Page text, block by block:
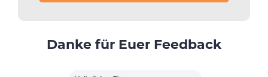
Danke für Euer Feedback